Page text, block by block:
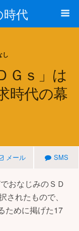
時代
し
Ｇｓ」は
時代の幕
メール SMS
おなじみのＳＤ
されたもので、
ために掲げた17